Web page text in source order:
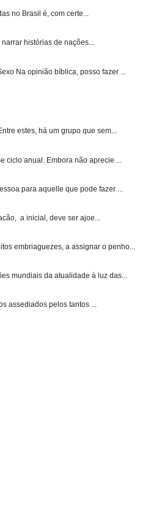
no Brasil é, com certe...
histórias de nações...
Na opinião bíblica, posso fazer ...
estes, há um grupo que sem...
ciclo anual. Embora não aprecie ...
para aquelle que pode fazer ...
a inicial, deve ser ajoe...
embriaguezes, a assignar o penho...
mundiais da atualidade à luz das...
assediados pelos tantos ...